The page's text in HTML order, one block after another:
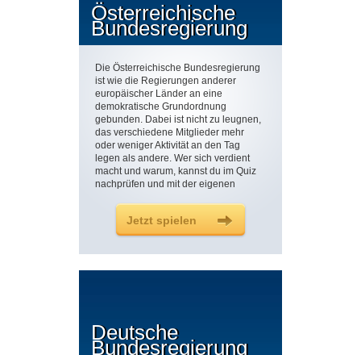
Österreichische
Bundesregierung
Die Österreichische Bundesregierung
ist wie die Regierungen anderer
europäischer Länder an eine
demokratische Grundordnung
gebunden. Dabei ist nicht zu leugnen,
das verschiedene Mitglieder mehr
oder weniger Aktivität an den Tag
legen als andere. Wer sich verdient
macht und warum, kannst du im Quiz
nachprüfen und mit der eigenen
Jetzt spielen
Deutsche
Bundesregierung